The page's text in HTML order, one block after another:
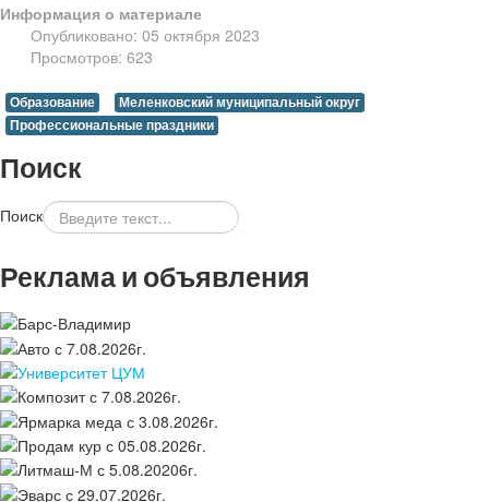
Информация о материале
Опубликовано: 05 октября 2023
Просмотров: 623
Образование
Меленковский муниципальный округ
Профессиональные праздники
Поиск
Поиск
Реклама и объявления